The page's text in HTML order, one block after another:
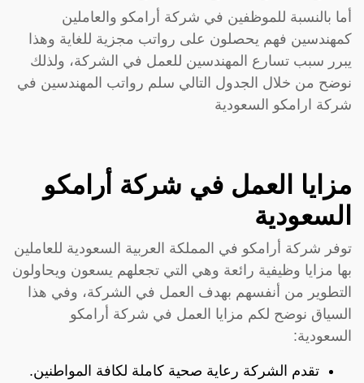
أما بالنسبة للموظفين في شركة أرامكو والعاملين
كمهندسين فهم يحصلون على رواتب مجزية للغاية وهذا
يبرر سبب تسارع المهندسين للعمل في الشركة، ولذلك
نوضح من خلال الجدول التالي سلم رواتب المهندسين في
شركة ارامكو السعودية
مزايا العمل في شركة أرامكو
السعودية
توفر شركة أرامكو في المملكة العربية السعودية للعاملين
بها مزايا وظيفية رائعة وهي التي تجعلهم يسعون ويحاولون
التطوير من أنفسهم بهدف العمل في الشركة، وفي هذا
السياق نوضح لكم مزايا العمل في شركة أرامكو
السعودية:
تقدم الشركة رعاية صحية كاملة لكافة المواطنين.